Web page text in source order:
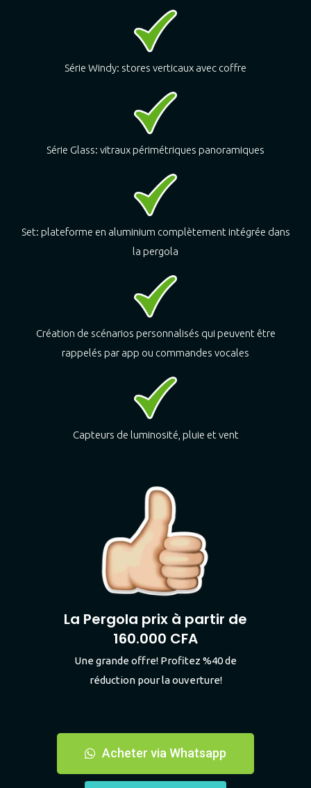
Série Windy: stores verticaux avec coffre
Série Glass: vitraux périmétriques panoramiques
Set: plateforme en aluminium complètement intégrée dans
la pergola
Création de scénarios personnalisés qui peuvent être
rappelés par app ou commandes vocales
Capteurs de luminosité, pluie et vent
La Pergola prix à partir de
160.000 CFA
Une grande offre! Profitez %40 de
réduction pour la ouverture!
Acheter via Whatsapp